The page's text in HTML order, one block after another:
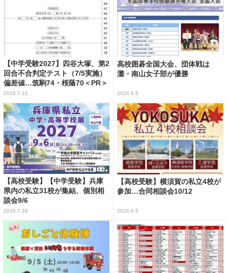
【中学受験2027】四谷大塚、第2
回合不合判定テスト（7/5実施）
偏差値…筑駒74・桜蔭70＜PR＞
2026.7.10
高校囲碁全国大会、団体戦は
灘・南山女子部が優勝
2026.8.5
【高校受験】【中学受験】兵庫
県内の私立31校が集結、個別相
談会9/6
2026.7.28
【高校受験】横須賀の私立4校が
参加…合同相談会10/12
2026.8.5